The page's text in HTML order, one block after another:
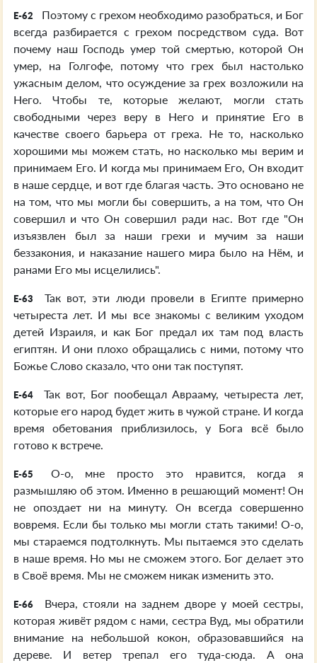
E-62
Поэтому с грехом необходимо разобраться, и Бог
всегда разбирается с грехом посредством суда. Вот
почему наш Господь умер той смертью, которой Он
умер, на Голгофе, потому что грех был настолько
ужасным делом, что осуждение за грех возложили на
Него. Чтобы те, которые желают, могли стать
свободными через веру в Него и принятие Его в
качестве своего барьера от греха. Не то, насколько
хорошими мы можем стать, но насколько мы верим и
принимаем Его. И когда мы принимаем Его, Он входит
в наше сердце, и вот где благая часть. Это основано не
на том, что мы могли бы совершить, а на том, что Он
совершил и что Он совершил ради нас. Вот где "Он
изъязвлен был за наши грехи и мучим за наши
беззакония, и наказание нашего мира было на Нём, и
ранами Его мы исцелились".
E-63
Так вот, эти люди провели в Египте примерно
четыреста лет. И мы все знакомы с великим уходом
детей Израиля, и как Бог предал их там под власть
египтян. И они плохо обращались с ними, потому что
Божье Слово сказало, что они так поступят.
E-64
Так вот, Бог пообещал Аврааму, четыреста лет,
которые его народ будет жить в чужой стране. И когда
время обетования приблизилось, у Бога всё было
готово к встрече.
E-65
О-о, мне просто это нравится, когда я
размышляю об этом. Именно в решающий момент! Он
не опоздает ни на минуту. Он всегда совершенно
вовремя. Если бы только мы могли стать такими! О-о,
мы стараемся подтолкнуть. Мы пытаемся это сделать
в наше время. Но мы не сможем этого. Бог делает это
в Своё время. Мы не сможем никак изменить это.
E-66
Вчера, стояли на заднем дворе у моей сестры,
которая живёт рядом с нами, сестра Вуд, мы обратили
внимание на небольшой кокон, образовавшийся на
дереве. И ветер трепал его туда-сюда. А она